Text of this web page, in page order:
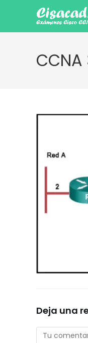
contenido
Deja una
Comentario